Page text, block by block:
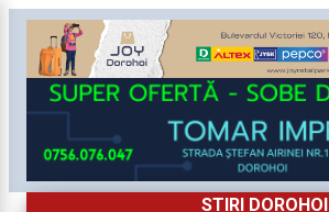
STIRI DOROHOI